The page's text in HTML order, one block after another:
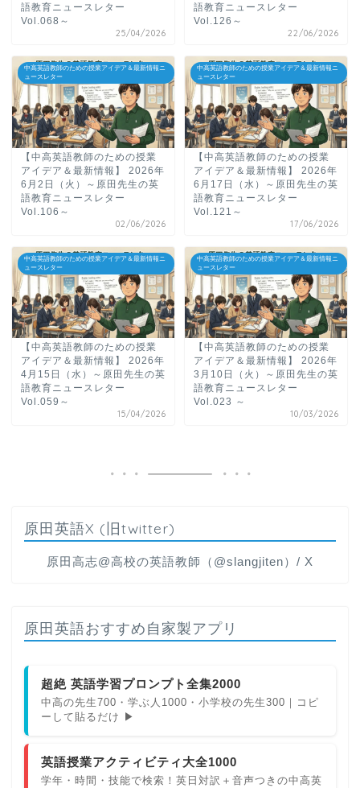
語教育ニュースレター
Vol.068～
25/04/2026
語教育ニュースレター
Vol.126～
22/06/2026
中高英語教師のための授業アイデア＆最新情報ニ
ュースレター
【中高英語教師のための授業
アイデア＆最新情報】 2026年
6月2日（火）～原田先生の英
語教育ニュースレター
Vol.106～
02/06/2026
中高英語教師のための授業アイデア＆最新情報ニ
ュースレター
【中高英語教師のための授業
アイデア＆最新情報】 2026年
6月17日（水）～原田先生の英
語教育ニュースレター
Vol.121～
17/06/2026
中高英語教師のための授業アイデア＆最新情報ニ
ュースレター
【中高英語教師のための授業
アイデア＆最新情報】 2026年
4月15日（水）～原田先生の英
語教育ニュースレター
Vol.059～
15/04/2026
中高英語教師のための授業アイデア＆最新情報ニ
ュースレター
【中高英語教師のための授業
アイデア＆最新情報】 2026年
3月10日（火）～原田先生の英
語教育ニュースレター
Vol.023 ～
10/03/2026
原田英語X (旧twitter)
原田高志@高校の英語教師（@slangjiten）/ X
原田英語おすすめ自家製アプリ
超絶 英語学習プロンプト全集2000
中高の先生700・学ぶ人1000・小学校の先生300｜コピ
ーして貼るだけ ▶
英語授業アクティビティ大全1000
学年・時間・技能で検索！英日対訳＋音声つきの中高英